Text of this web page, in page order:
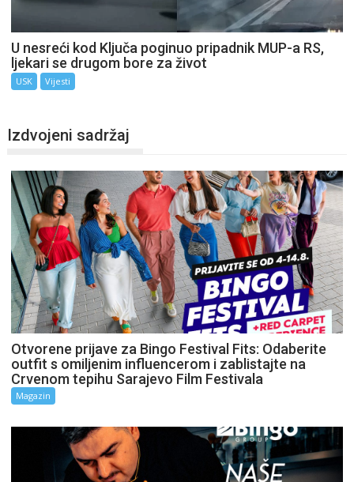
U nesreći kod Ključa poginuo pripadnik MUP-a RS,
ljekari se drugom bore za život
USK Vijesti
Izdvojeni sadržaj
Otvorene prijave za Bingo Festival Fits: Odaberite
outfit s omiljenim influencerom i zablistajte na
Crvenom tepihu Sarajevo Film Festivala
Magazin